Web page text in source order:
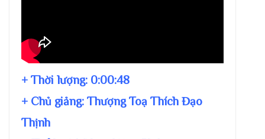
+ Thời lượng: 0:00:48
+ Chủ giảng: Thượng Toạ Thích Đạo
Thịnh